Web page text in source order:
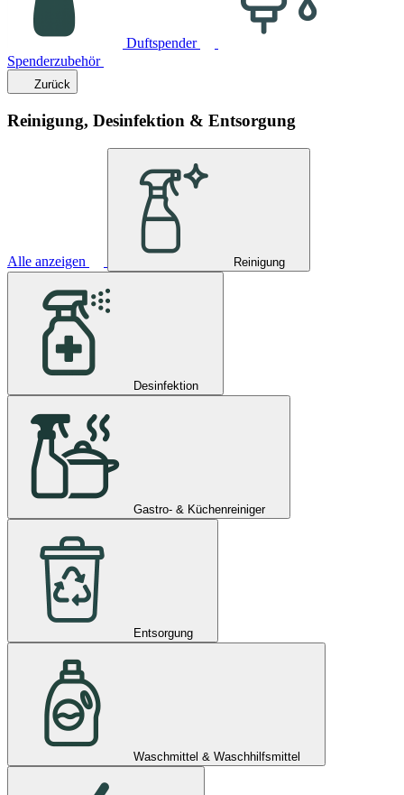
Duftspender
Spenderzubehör
Zurück
Reinigung, Desinfektion & Entsorgung
Alle anzeigen Reinigung
Desinfektion
Gastro- & Küchenreiniger
Entsorgung
Waschmittel & Waschhilfsmittel